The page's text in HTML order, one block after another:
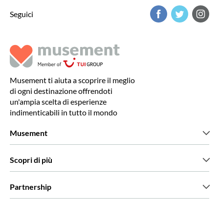
Seguici
Musement ti aiuta a scoprire il meglio
di ogni destinazione offrendoti
un'ampia scelta di esperienze
indimenticabili in tutto il mondo
Musement
Green & Fair Experiences
Scopri di più
Partnership